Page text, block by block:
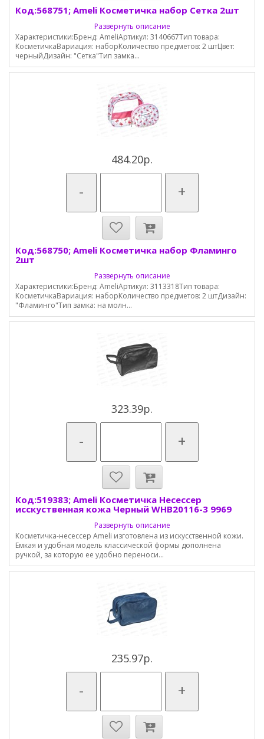
Код:568751; Ameli Косметичка набор Сетка 2шт
Развернуть описание
Характеристики:Бренд: AmeliАртикул: 3140667Тип товара:
КосметичкаВариация: наборКоличество предметов: 2 штЦвет:
черныйДизайн: "Сетка"Тип замка...
484.20р.
- +
Код:568750; Ameli Косметичка набор Фламинго
2шт
Развернуть описание
Характеристики:Бренд: AmeliАртикул: 3113318Тип товара:
КосметичкаВариация: наборКоличество предметов: 2 штДизайн:
"Фламинго"Тип замка: на молн...
323.39р.
- +
Код:519383; Ameli Косметичка Несессер
исскуственная кожа Черный WHB20116-3 9969
Развернуть описание
Косметичка-несессер Ameli изготовлена из искусственной кожи.
Емкая и удобная модель классической формы дополнена
ручкой, за которую ее удобно переноси...
235.97р.
- +